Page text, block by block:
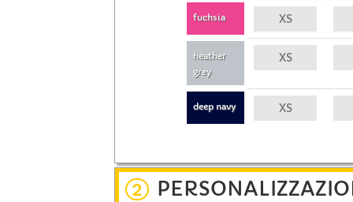
fuchsia
heather
grey
deep navy
2